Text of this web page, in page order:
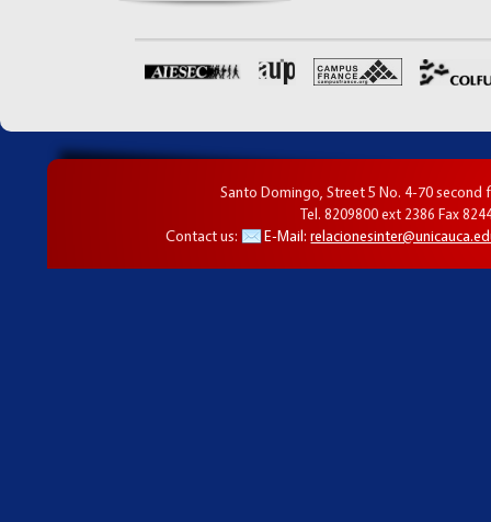
Santo Domingo, Street 5 No. 4-70 second
Tel. 8209800 ext 2386 Fax
Contact us:
E-Mail: